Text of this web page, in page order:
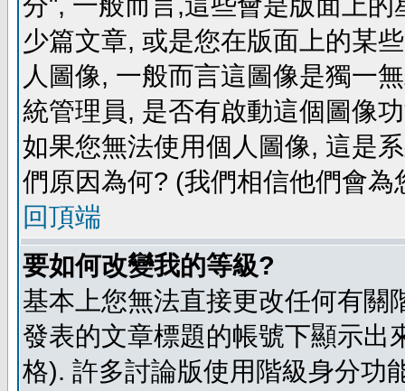
少篇文章, 或是您在版面上的某
人圖像, 一般而言這圖像是獨一
統管理員, 是否有啟動這個圖像
如果您無法使用個人圖像, 這是
們原因為何? (我們相信他們會為
回頂端
要如何改變我的等級?
基本上您無法直接更改任何有關
發表的文章標題的帳號下顯示出
格). 許多討論版使用階級身分功